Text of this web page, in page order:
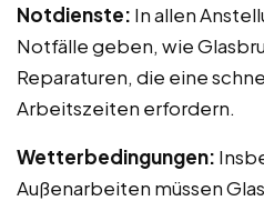
Notdienste: In allen
Notfälle geben, wie
Reparaturen, die eine
Arbeitszeiten erfordern.
Wetterbedingungen:
Außenarbeiten müssen